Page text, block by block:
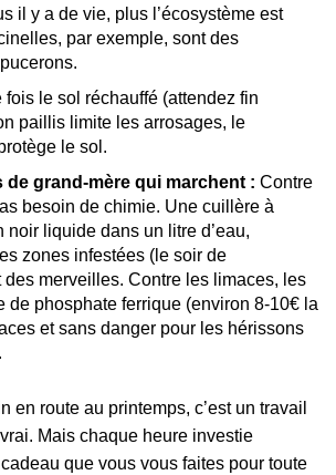
il y a de vie, plus l’écosystème est
par exemple, sont des
fois le sol réchauffé (attendez fin
paillis limite les arrosages, le
le sol.
de grand-mère qui marchent : Contre
besoin de chimie. Une cuillère à
noir liquide dans un litre d’eau,
zones infestées (le soir de
des merveilles. Contre les limaces, les
de phosphate ferrique (environ 8-10€ la
et sans danger pour les hérissons
en route au printemps, c’est un travail
Mais chaque heure investie
que vous vous faites pour toute